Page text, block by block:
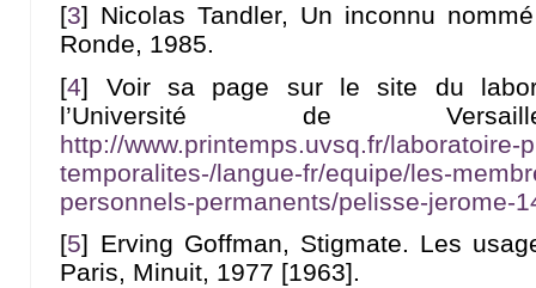
[3] Nicolas Tandler, Un inconnu
Ronde, 1985.
[4] Voir sa page sur le site du
l’Université de
http://www.printemps.uvsq.fr/laboratoire-
temporalites-/langue-fr/equipe/les-
personnels-permanents/pelisse-jerome-
[5] Erving Goffman, Stigmate. Les
Paris, Minuit, 1977 [1963].